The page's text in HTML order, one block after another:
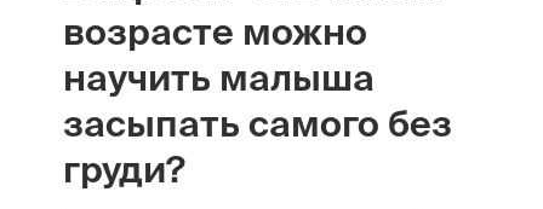
возрасте можно
научить малыша
засыпать самого без
груди?